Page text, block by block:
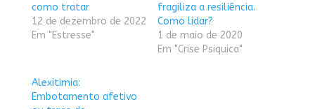
como tratar
12 de dezembro de 2022
Em "Estresse"
fragiliza a resiliência.
Como lidar?
1 de maio de 2020
Em "Crise Psiquica"
Alexitimia:
Embotamento afetivo